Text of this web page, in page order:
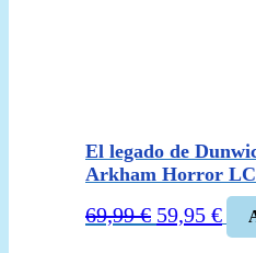
El legado de
Arkham Horror
69,99€ El
59,95 €El